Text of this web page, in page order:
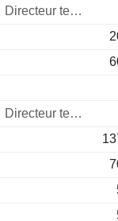
Directeur technique
Directeur technique